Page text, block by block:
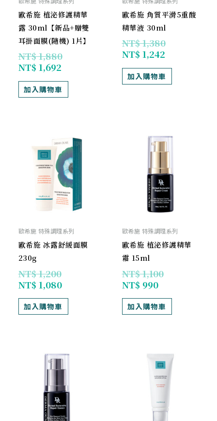
歐希施 植泌修護精華
露 30ml【新品+贈雙
耳掛面膜(隨機) 1片】
NT$1,880
NT$ 1,692
加入購物車
歐希施 角質平滑5重酸
精華液 30ml
NT$1,380
NT$ 1,242
加入購物車
歐希施 特殊調理系列
歐希施 冰露舒緩面膜
230g
NT$1,200
始
價
格：
NT$ 1,200。
NT$ 1,080
前
價
格：
NT$ 1,080。
加入購物車
歐希施 特殊調理系列
歐希施 植泌修護精華
霜 15ml
NT$1,100
始
價
格：
NT$ 1,100。
NT$ 990
前
價
格：
NT$ 990。
加入購物車
始
價
格：
NT$ 1,100。
前
價
格：
NT$ 990。
始
價
格：